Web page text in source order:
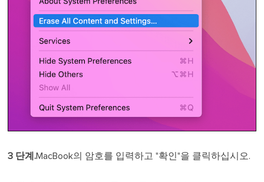
3 단계.MacBook의 암호를 입력하고 "확인"을 클릭하십시오.